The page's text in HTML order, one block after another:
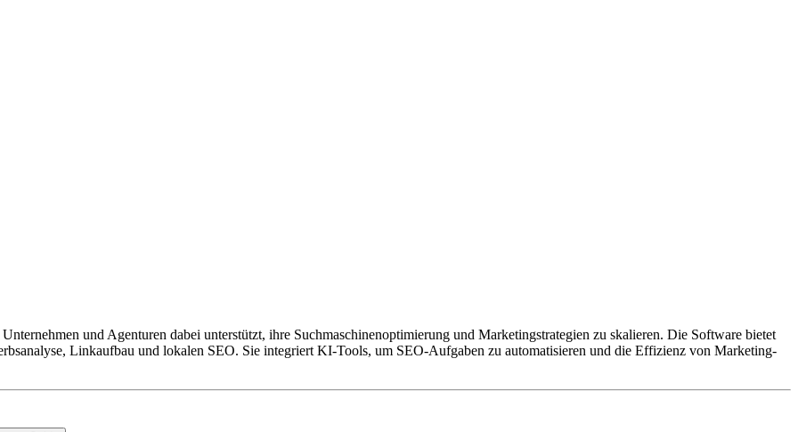
und Agenturen dabei unterstützt, ihre Suchmaschinenoptimierung und Marketingstrategien zu skalieren. Die Software bietet
Linkaufbau und lokalen SEO. Sie integriert KI-Tools, um SEO-Aufgaben zu automatisieren und die Effizienz von Marketing-